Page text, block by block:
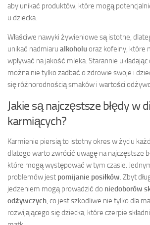
aby unikać produktów, które mogą
u dziecka.
Właściwe nawyki żywieniowe są istotne,
unikać nadmiaru alkoholuoraz kofeiny, które
wpływać na jakość mleka. Starannie układając
można nie tylko zadbać o zdrowie swoje i
się różnorodnością smaków i wartości
Jakie są najczęstsze błędy w
karmiących?
Karmienie piersią to istotny okres w życiu
dlatego warto zwrócić uwagę na najczęstsze
które mogą występować w tym czasie.
problemów jest pomijanie posiłków. Zbyt
jedzeniem mogą prowadzić do niedoborów
odżywczych, co jest szkodliwe nie tylko dla
rozwijającego się dziecka, które czerpie